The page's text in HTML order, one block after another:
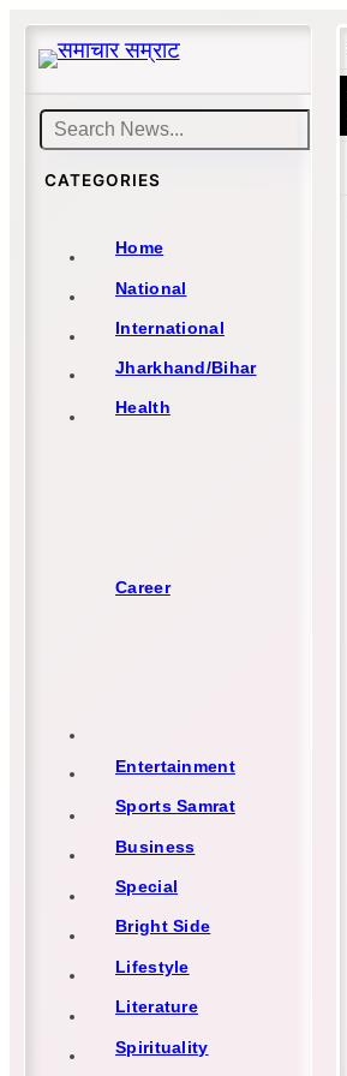
Skip
content
Search
CATEGORIES
Home
National
International
Jharkhand/Bihar
Health
Career
Entertainment
Sports Samrat
Business
Special
Bright Side
Lifestyle
Literature
Spirituality
25 वर्षों से एकछत्र